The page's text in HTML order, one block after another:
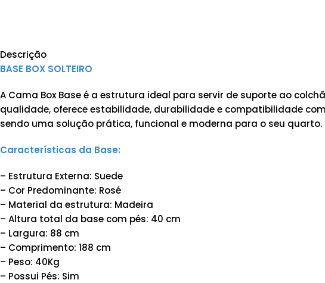
Descrição
BASE BOX SOLTEIRO
A Cama Box Base é a estrutura ideal para servir de suporte ao
qualidade, oferece estabilidade, durabilidade e compatibilidade
sendo uma solução prática, funcional e moderna para o seu quarto.
Características da Base:
– Estrutura Externa: Suede
– Cor Predominante: Rosé
– Material da estrutura: Madeira
– Altura total da base com pés: 40 cm
– Largura: 88 cm
– Comprimento: 188 cm
– Peso: 40Kg
– Possui Pés: Sim